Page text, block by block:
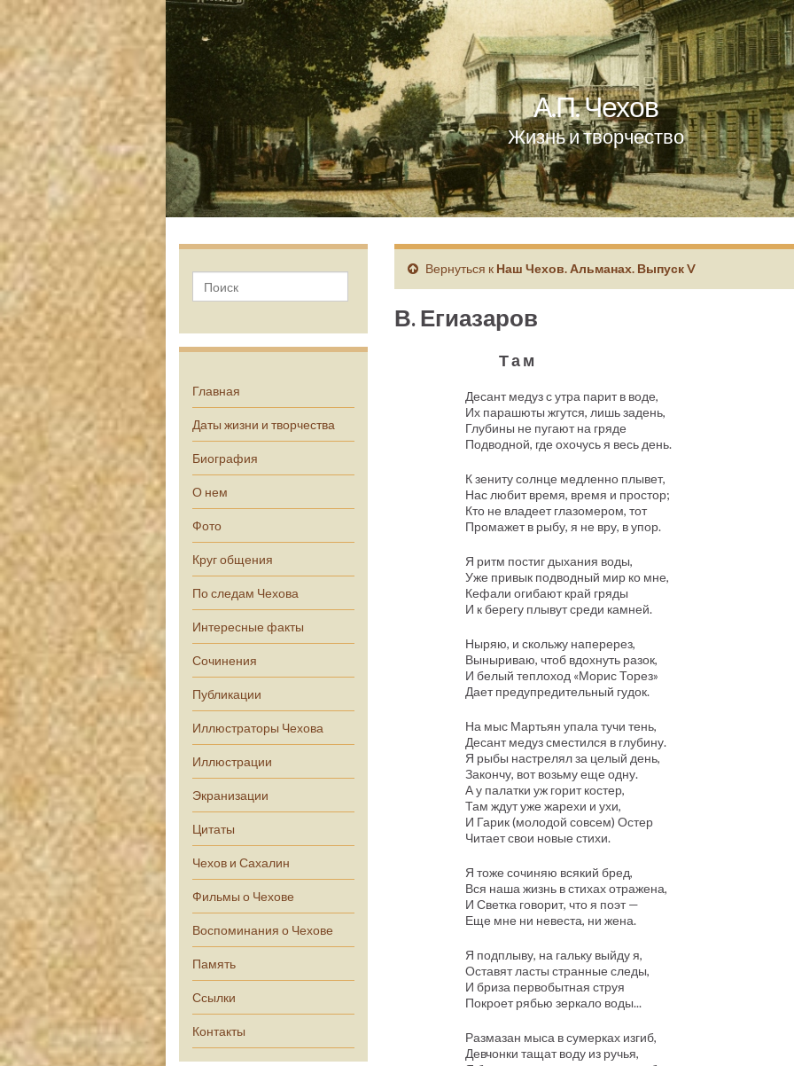
А.П. Чехов
Жизнь и творчество
Главная
Даты жизни и творчества
Биография
О нем
Фото
Круг общения
По следам Чехова
Интересные факты
Сочинения
Публикации
Иллюстраторы Чехова
Иллюстрации
Экранизации
Цитаты
Чехов и Сахалин
Фильмы о Чехове
Воспоминания о Чехове
Память
Ссылки
Контакты
Вернуться к Наш Чехов. Альманах. Выпуск V
В. Егиазаров
Там
Десант медуз с утра парит в воде,
Их парашюты жгутся, лишь задень,
Глубины не пугают на гряде
Подводной, где охочусь я весь день.
К зениту солнце медленно плывет,
Нас любит время, время и простор;
Кто не владеет глазомером, тот
Промажет в рыбу, я не вру, в упор.
Я ритм постиг дыхания воды,
Уже привык подводный мир ко мне,
Кефали огибают край гряды
И к берегу плывут среди камней.
Ныряю, и скольжу наперерез,
Выныриваю, чтоб вдохнуть разок,
И белый теплоход «Морис Торез»
Дает предупредительный гудок.
На мыс Мартьян упала тучи тень,
Десант медуз сместился в глубину.
Я рыбы настрелял за целый день,
Закончу, вот возьму еще одну.
А у палатки уж горит костер,
Там ждут уже жарехи и ухи,
И Гарик (молодой совсем) Остер
Читает свои новые стихи.
Я тоже сочиняю всякий бред,
Вся наша жизнь в стихах отражена,
И Светка говорит, что я поэт —
Еще мне ни невеста, ни жена.
Я подплыву, на гальку выйду я,
Оставят ласты странные следы,
И бриза первобытная струя
Покроет рябью зеркало воды...
Размазан мыса в сумерках изгиб,
Девчонки тащат воду из ручья,